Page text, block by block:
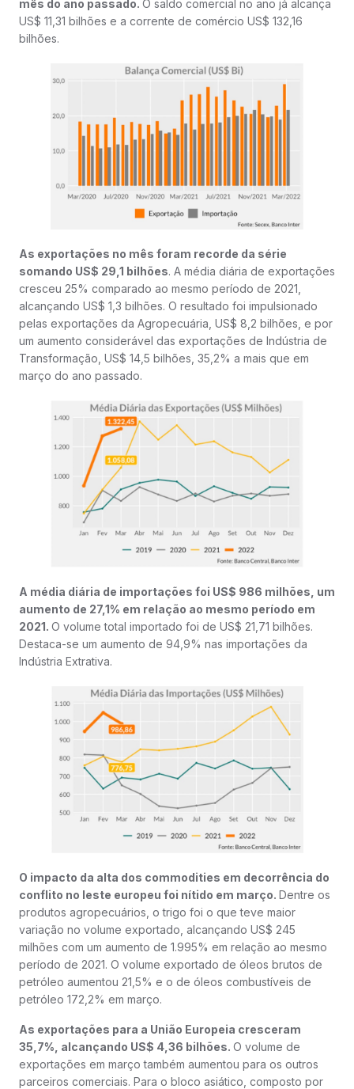
mês do ano passado. O saldo comercial no ano já alcança
US$ 11,31 bilhões e a corrente de comércio US$ 132,16
bilhões.
As exportações no mês foram recorde da série
somando US$ 29,1 bilhões. A média diária de exportações
cresceu 25% comparado ao mesmo período de 2021,
alcançando US$ 1,3 bilhões. O resultado foi impulsionado
pelas exportações da Agropecuária, US$ 8,2 bilhões, e por
um aumento considerável das exportações de Indústria de
Transformação, US$ 14,5 bilhões, 35,2% a mais que em
março do ano passado.
A média diária de importações foi US$ 986 milhões, um
aumento de 27,1% em relação ao mesmo período em
2021. O volume total importado foi de US$ 21,71 bilhões.
Destaca-se um aumento de 94,9% nas importações da
Indústria Extrativa.
O impacto da alta dos commodities em decorrência do
conflito no leste europeu foi nítido em março. Dentre os
produtos agropecuários, o trigo foi o que teve maior
variação no volume exportado, alcançando US$ 245
milhões com um aumento de 1.995% em relação ao mesmo
período de 2021. O volume exportado de óleos brutos de
petróleo aumentou 21,5% e o de óleos combustíveis de
petróleo 172,2% em março.
As exportações para a União Europeia cresceram
35,7%, alcançando US$ 4,36 bilhões. O volume de
exportações em março também aumentou para os outros
parceiros comerciais. Para o bloco asiático, composto por